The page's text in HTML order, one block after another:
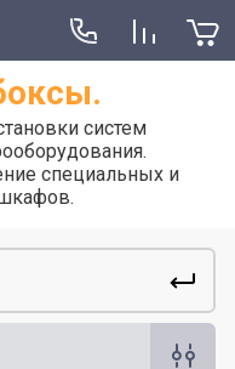
систем
специальных и